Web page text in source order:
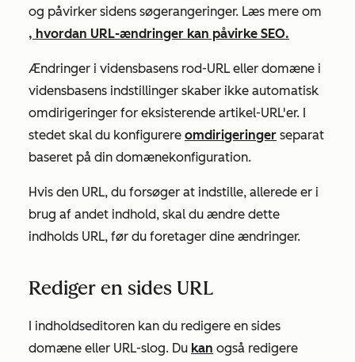
og påvirker sidens søgerangeringer. Læs mere om
, hvordan URL-ændringer kan påvirke SEO.
Ændringer i vidensbasens rod-URL eller domæne i
vidensbasens indstillinger skaber ikke automatisk
omdirigeringer for eksisterende artikel-URL'er. I
stedet skal du konfigurere omdirigeringer separat
baseret på din domænekonfiguration.
Hvis den URL, du forsøger at indstille, allerede er i
brug af andet indhold, skal du ændre dette
indholds URL, før du foretager dine ændringer.
Rediger en sides URL
I indholdseditoren kan du redigere en sides
domæne eller URL-slog. Du kan også redigere